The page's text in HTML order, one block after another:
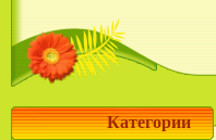
Категории